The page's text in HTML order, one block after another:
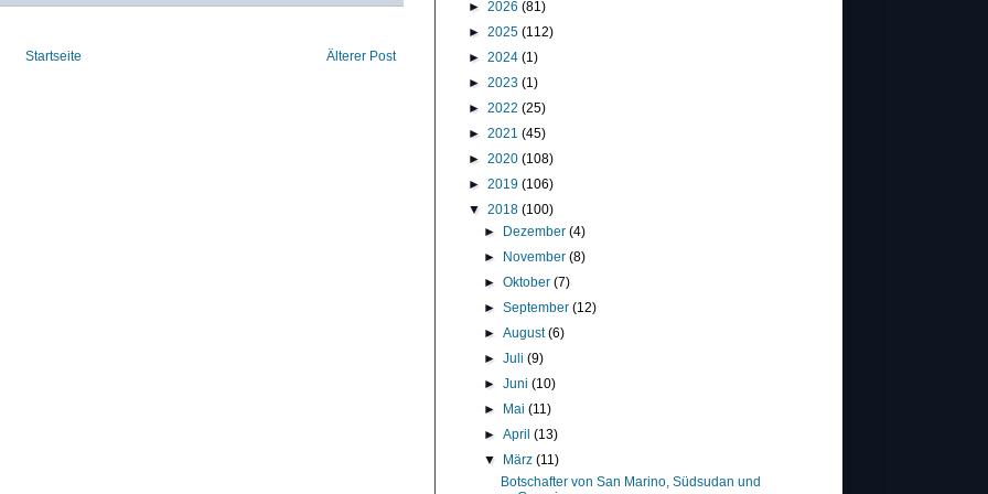
Älterer Post
Startseite
► 2026 (81)
► 2025 (112)
► 2024 (1)
► 2023 (1)
► 2022 (25)
► 2021 (45)
► 2020 (108)
► 2019 (106)
▼ 2018 (100)
► Dezember(4)
► November(8)
►Oktober(7)
►September(12)
►August(6)
►Juli(9)
►Juni(10)
► Mai(11)
►April(13)
▼ März(11)
Botschafter von San Marino, Südsudan und